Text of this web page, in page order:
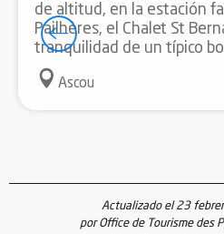
de altitud, en la estación
Pailhères, el Chalet St
tranquilidad de un típico
Ascou
Actualizado el 23
por Office de Tourisme des